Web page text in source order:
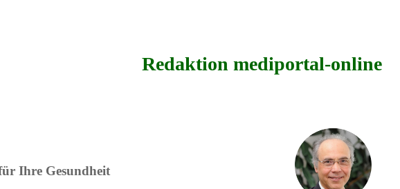
Redaktion mediportal-online
Ihre Gesundheit